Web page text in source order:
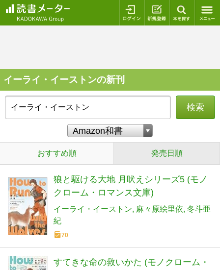
ログイン 新規登録
イーライ・イーストンの新刊
検索
おすすめ順 発売日順
狼と駆ける大地 月吠えシリーズ5 (モノ
クローム・ロマンス文庫)
イーライ・イーストン 麻々原絵里依 冬斗亜
紀
70
すてきな命の救いかた (モノクローム・